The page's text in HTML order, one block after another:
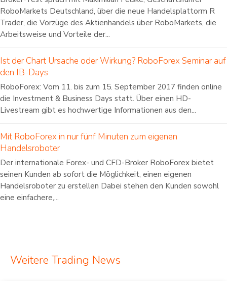
RoboMarkets Deutschland, über die neue Handelsplattorm R
Trader, die Vorzüge des Aktienhandels über RoboMarkets, die
Arbeitsweise und Vorteile der...
Ist der Chart Ursache oder Wirkung? RoboForex Seminar auf
den IB-Days
RoboForex: Vom 11. bis zum 15. September 2017 finden online
die Investment & Business Days statt. Über einen HD-
Livestream gibt es hochwertige Informationen aus den...
Mit RoboForex in nur fünf Minuten zum eigenen
Handelsroboter
Der internationale Forex- und CFD-Broker RoboForex bietet
seinen Kunden ab sofort die Möglichkeit, einen eigenen
Handelsroboter zu erstellen Dabei stehen den Kunden sowohl
eine einfachere,...
Weitere Trading News